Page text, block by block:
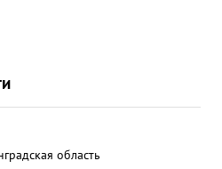
область